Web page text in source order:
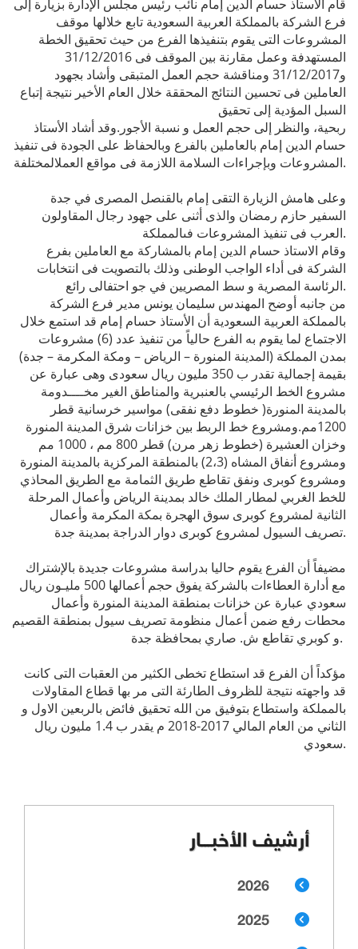
قام الأستاذ حسام الدين إمام نائب رئيس مجلس الإدارة بزيارة إلى
فرع الشركة بالمملكة العربية السعودية تابع خلالها موقف
المشروعات التى يقوم بتنفيذها الفرع من حيث تحقيق الخطة
المستهدفة وعمل مقارنة بين الموقف فى 31/12/2016
و31/12/2017 ومناقشة حجم العمل المتبقى وأشاد بجهود
العاملين فى تحسين النتائج المحققة خلال العام الأخير نتيجة إتباع
السبل المؤدية إلى تحقيق
ربحية، والنظر إلى حجم العمل و نسبة الأجور.وقد أشاد الأستاذ
حسام الدين إمام بالعاملين بالفرع وبالحفاظ على الجودة فى تنفيذ
المشروعات وبإجراءات السلامة اللازمة فى مواقع العملالمختلفة.
وعلى هامش الزيارة التقى إمام بالقنصل المصرى في جدة
السفير حازم رمضان والذى أثنى على جهود رجال المقاولون
العرب فى تنفيذ المشروعات فىالمملكة.
وقام الاستاذ حسام الدين إمام بالمشاركة مع العاملين بفرع
الشركة فى أداء الواجب الوطنى وذلك بالتصويت فى انتخابات
الرئاسة المصرية و سط المصريين في جو احتفالى رائع.
من جانبه أوضح المهندس سليمان يونس مدير فرع الشركة
بالمملكة العربية السعودية أن الأستاذ حسام إمام قد استمع خلال
الاجتماع لما يقوم به الفرع حالياً من تنفيذ عدد (6) مشروعات
بمدن المملكة (المدينة المنورة – الرياض – ومكة المكرمة – جدة)
بقيمة إجمالية تقدر ب 350 مليون ريال سعودى وهى عبارة عن
مشروع الخط الرئيسي بالعنبرية والمناطق الغير مخــــدومة
بالمدينة المنورة( خطوط دفع نفقى) مواسير خرسانية قطر
1200مم.ومشروع خط الربط بين خزانات شرق المدينة المنورة
وخزان العشيرة (خطوط زهر مرن) قطر 800 مم ، 1000 مم
ومشروع أنفاق المشاه (2،3) بالمنطقة المركزية بالمدينة المنورة
ومشروع كوبرى ونفق تقاطع طريق الثمامة مع الطريق المحاذي
للخط الغربي لمطار الملك خالد بمدينة الرياض وأعمال المرحلة
الثانية لمشروع كوبرى سوق الهجرة بمكة المكرمة وأعمال
تصريف السيول لمشروع كوبرى دوار الدراجة بمدينة جدة.
مضيفاً أن الفرع يقوم حاليا بدراسة مشروعات جديدة بالإشتراك
مع أدارة العطاءات بالشركة يفوق حجم أعمالها 500 مليـون ريال
سعودي عبارة عن خزانات بمنطقة المدينة المنورة وأعمال
محطات رفع ضمن أعمال منظومة تصريف سيول بمنطقة القصيم
و كوبري تقاطع ش. صاري بمحافظة جدة.
مؤكداً أن الفرع قد استطاع تخطى الكثير من العقبات التى كانت
قد واجهته نتيجة للظروف الطارئة التى مر بها قطاع المقاولات
بالمملكة واستطاع بتوفيق من الله تحقيق فائض بالربعين الاول و
الثاني من العام المالي 2017-2018 م يقدر ب 1.4 مليون ريال
سعودي.
أرشيف الأخبـــار
2026
2025